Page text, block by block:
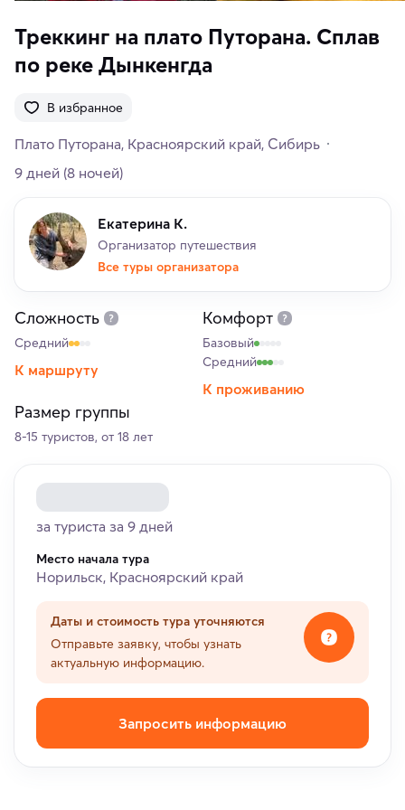
Треккинг на плато Путорана. Сплав
по реке Дынкенгда
В избранное
Плато Путорана Красноярский край Сибирь
9 дней (8 ночей)
Екатерина К.
Организатор путешествия
Все туры организатора
Сложность
Средний
К маршруту
Комфорт
Базовый
Средний
К проживанию
Размер группы
8-15 туристов, от 18 лет
за туриста за 9 дней
Место начала тура
Норильск, Красноярский край
Даты и стоимость тура уточняются
Отправьте заявку, чтобы узнать
актуальную информацию.
Запросить информацию